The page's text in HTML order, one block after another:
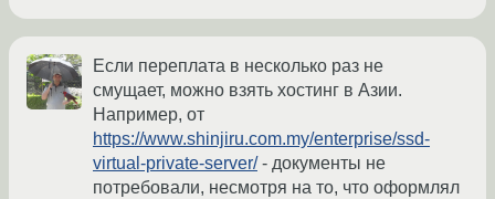
Если переплата в несколько раз не
смущает, можно взять хостинг в Азии.
Например, от
https://www.shinjiru.com.my/enterprise/ssd-
virtual-private-server/- документы не
потребовали, несмотря на то, что оформлял